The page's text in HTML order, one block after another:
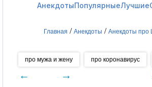
АнекдотыПопулярныеЛучшие
Главная / Анекдоты / Анекдоты про
про мужа и жену про коронавирус
← →